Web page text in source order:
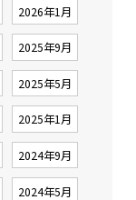
2026年1月
2025年9月
2025年5月
2025年1月
2024年9月
2024年5月